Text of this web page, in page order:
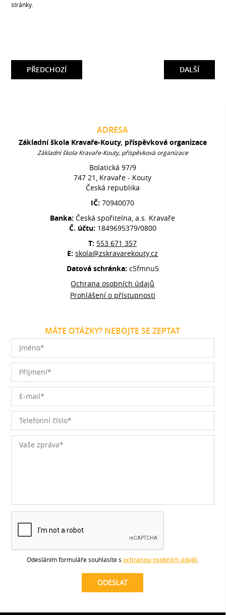
stránky.
DALŠÍ
PŘEDCHOZÍ
ADRESA
Základní škola Kravaře-Kouty, příspěvková organizace
Základní škola Kravaře-Kouty, příspěvková organizace
Bolatická 97/9
747 21, Kravaře - Kouty
Česká republika
IČ:70940070
Banka:Česká spořitelna, a.s. Kravaře
Č. účtu: 1849695379/0800
T: 553 671 357
E:skola@zskravarekouty.cz
Datová schránka: c5fmnu5
Ochrana osobních údajů
Prohlášení o přístupnosti
MÁTE OTÁZKY? NEBOJTE SE ZEPTAT
Odesláním formuláře souhlasíte s ochranou osobních údajů.